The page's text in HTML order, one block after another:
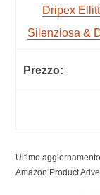
Dripex
Silenziosa &
Ultimo
Amazon Product